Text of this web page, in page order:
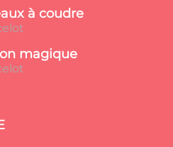
à coudre
magique